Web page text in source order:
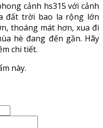
cảnh hs315 với cảnh
đất trời bao la rộng lớn
thoáng mát hơn, xua đi
hè đang đến gần. Hãy
chi tiết.
này.